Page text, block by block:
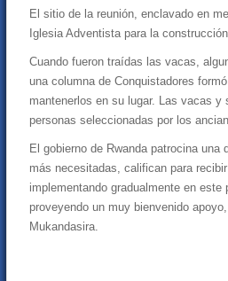
El sitio de la reunión, enclavado en
Iglesia Adventista para la
Cuando fueron traídas las vacas,
una columna de Conquistadores
mantenerlos en su lugar. Las vacas
personas seleccionadas por los
El gobierno de Rwanda patrocina
más necesitadas, califican para
implementando gradualmente en
proveyendo un muy bienvenido
Mukandasira.